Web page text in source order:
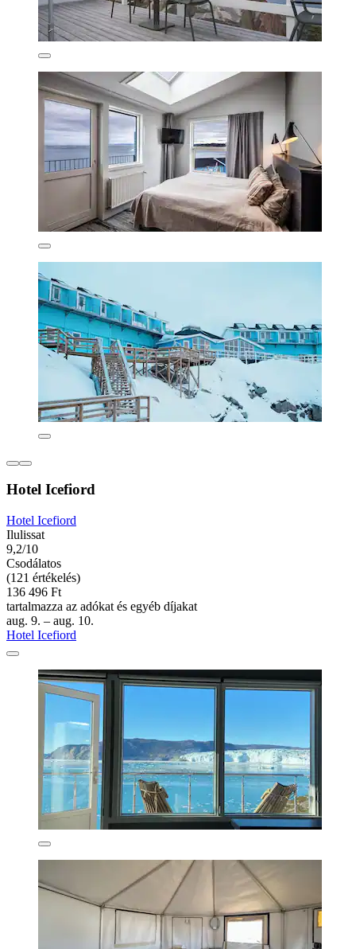
Hotel Icefiord
Hotel Icefiord
Ilulissat
9,2/10
Csodálatos
(121 értékelés)
136 496 Ft
tartalmazza az adókat és egyéb díjakat
aug. 9. – aug. 10.
Hotel Icefiord